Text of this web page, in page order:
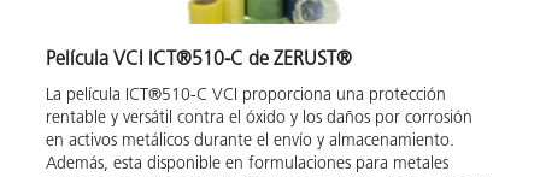
Película VCI ICT®510-C de ZERUST®
La película ICT®510-C VCI proporciona una protección
rentable y versátil contra el óxido y los daños por corrosión
en activos metálicos durante el envío y almacenamiento.
Además, esta disponible en formulaciones para metales